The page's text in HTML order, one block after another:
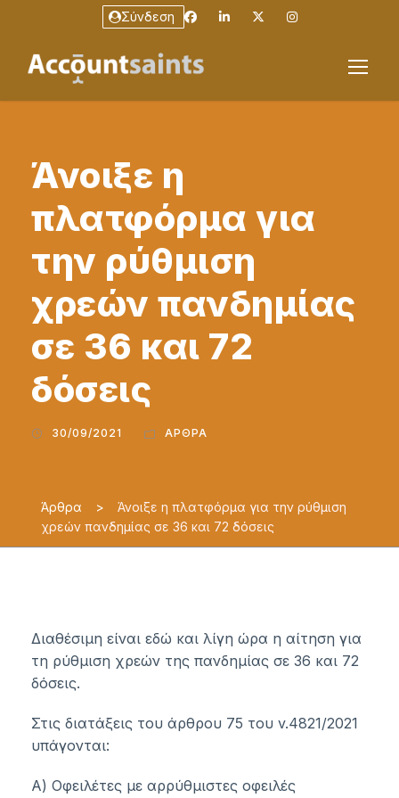
Σύνδεση
Άνοιξε η
πλατφόρμα για
την ρύθμιση
χρεών πανδημίας
σε 36 και 72
δόσεις
30/09/2021 ΆΡΘΡΑ
Άρθρα >
Άνοιξε η πλατφόρμα για την ρύθμιση
χρεών πανδημίας σε 36 και 72 δόσεις
Διαθέσιμη είναι εδώ και λίγη ώρα η αίτηση για
τη ρύθμιση χρεών της πανδημίας σε 36 και 72
δόσεις.
Στις διατάξεις του άρθρου 75 του v.4821/2021
υπάγονται:
Α) Οφειλέτες με αρρύθμιστες οφειλές